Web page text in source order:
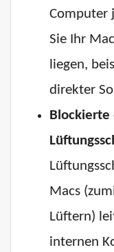
Computer
Sie Ihr
liegen,
direkter
Blockierte
Macs
Lüftern)
internen